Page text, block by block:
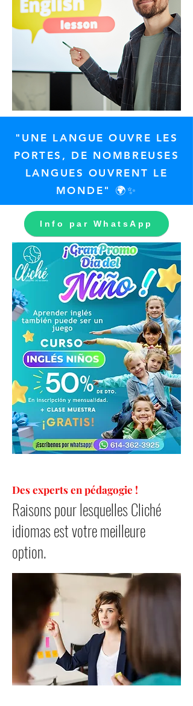
"UNE LANGUE OUVRE LES
PORTES, DE NOMBREUSES
LANGUES OUVRENT LE
MONDE" 🌍✨
Info par WhatsApp
Des experts en pédagogie !
Raisons pour lesquelles Cliché
idiomas est votre meilleure
option.